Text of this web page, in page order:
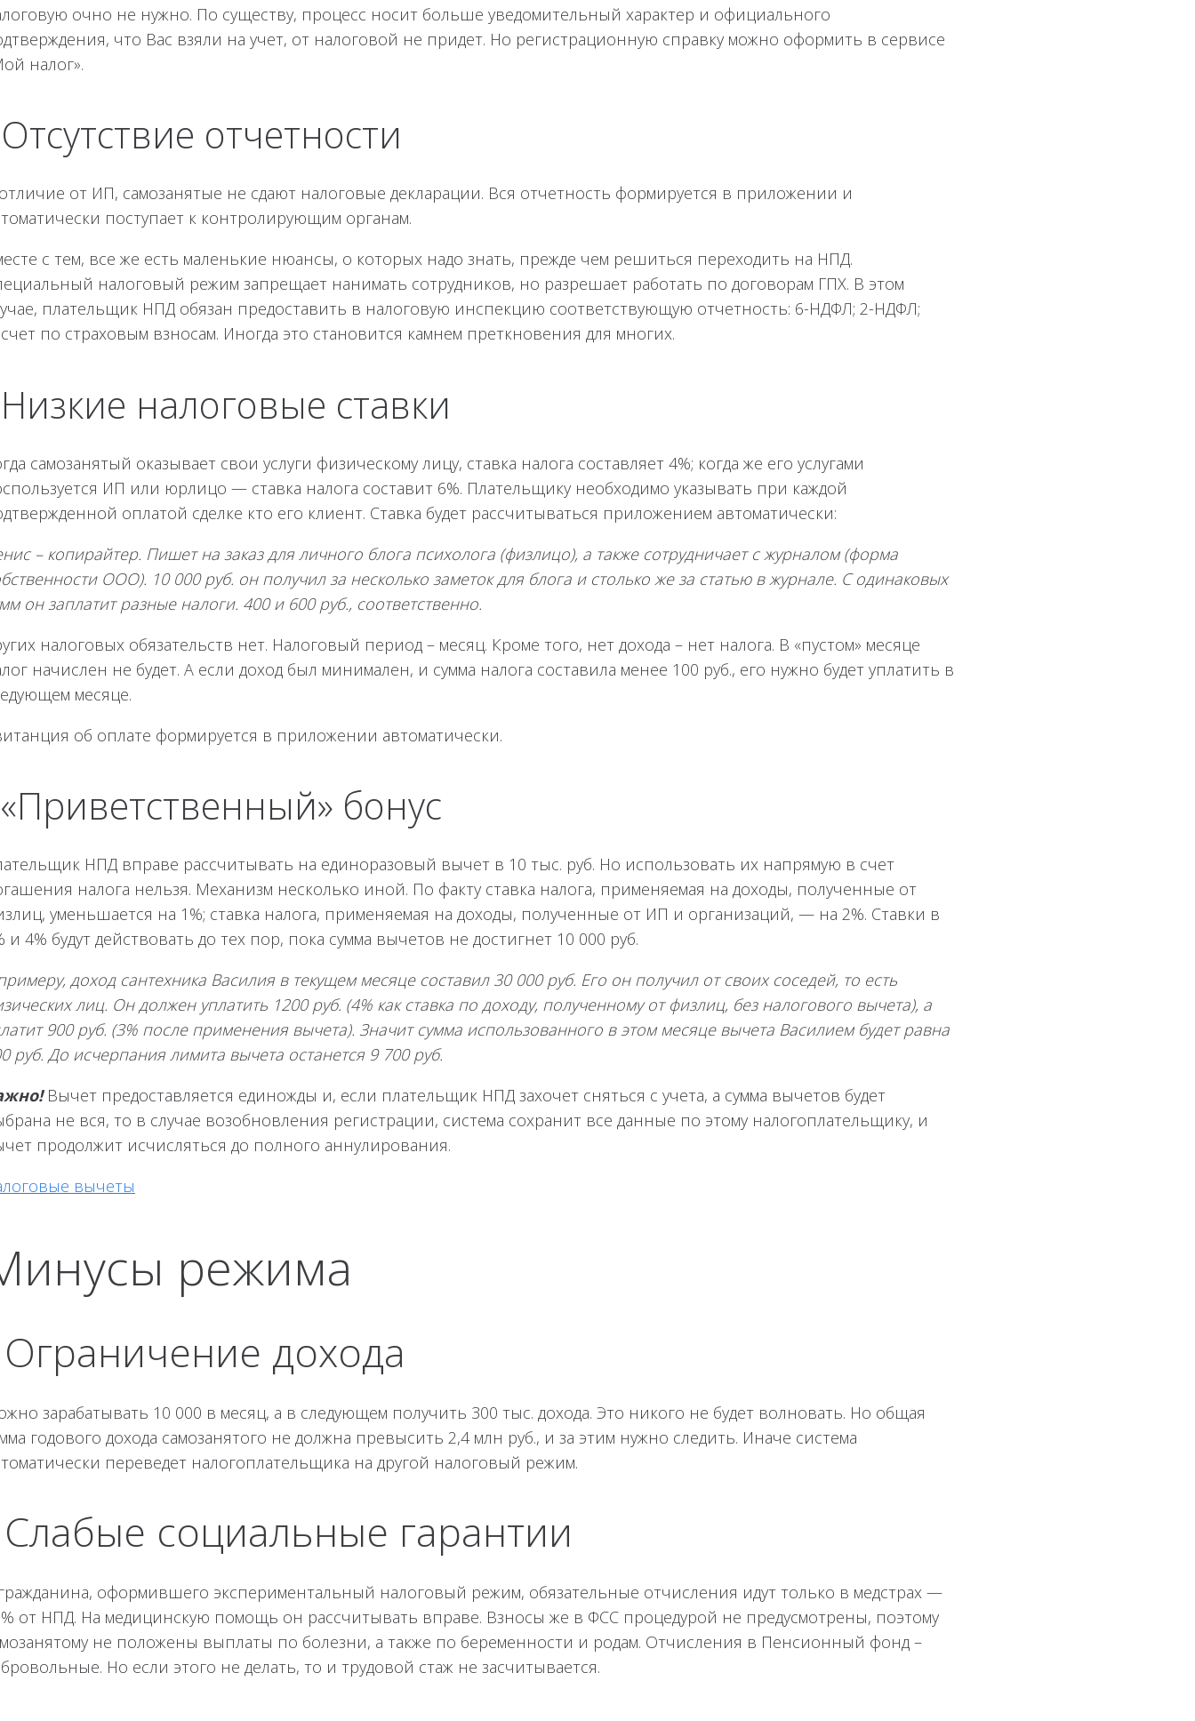
очно не нужно. По существу, процесс носит больше уведомительный характер и официального
что Вас взяли на учет, от налоговой не придет. Но регистрационную справку можно оформить в сервисе
налог».
отчетности
от ИП, самозанятые не сдают налоговые декларации. Вся отчетность формируется в приложении и
поступает к контролирующим органам.
с тем, все же есть маленькие нюансы, о которых надо знать, прежде чем решиться переходить на НПД.
налоговый режим запрещает нанимать сотрудников, но разрешает работать по договорам ГПХ. В этом
плательщик НПД обязан предоставить в налоговую инспекцию соответствующую отчетность: 6-НДФЛ; 2-НДФЛ;
по страховым взносам. Иногда это становится камнем преткновения для многих.
налоговые ставки
самозанятый оказывает свои услуги физическому лицу, ставка налога составляет 4%; когда же его услугами
ИП или юрлицо — ставка налога составит 6%. Плательщику необходимо указывать при каждой
оплатой сделке кто его клиент. Ставка будет рассчитываться приложением автоматически:
– копирайтер. Пишет на заказ для личного блога психолога (физлицо), а также сотрудничает с журналом (форма
ООО). 10 000 руб. он получил за несколько заметок для блога и столько же за статью в журнале. С одинаковых
он заплатит разные налоги. 400 и 600 руб., соответственно.
налоговых обязательств нет. Налоговый период – месяц. Кроме того, нет дохода – нет налога. В «пустом» месяце
начислен не будет. А если доход был минимален, и сумма налога составила менее 100 руб., его нужно будет уплатить в
месяце.
об оплате формируется в приложении автоматически.
бонус
НПД вправе рассчитывать на единоразовый вычет в 10 тыс. руб. Но использовать их напрямую в счет
налога нельзя. Механизм несколько иной. По факту ставка налога, применяемая на доходы, полученные от
уменьшается на 1%; ставка налога, применяемая на доходы, полученные от ИП и организаций, — на 2%. Ставки в
и 4% будут действовать до тех пор, пока сумма вычетов не достигнет 10 000 руб.
доход сантехника Василия в текущем месяце составил 30 000 руб. Его он получил от своих соседей, то есть
лиц. Он должен уплатить 1200 руб. (4% как ставка по доходу, полученному от физлиц, без налогового вычета), а
900 руб. (3% после применения вычета). Значит сумма использованного в этом месяце вычета Василием будет равна
руб. До исчерпания лимита вычета останется 9 700 руб.
Вычет предоставляется единожды и, если плательщик НПД захочет сняться с учета, а сумма вычетов будет
не вся, то в случае возобновления регистрации, система сохранит все данные по этому налогоплательщику, и
продолжит исчисляться до полного аннулирования.
вычеты
режима
дохода
зарабатывать 10 000 в месяц, а в следующем получить 300 тыс. дохода. Это никого не будет волновать. Но общая
годового дохода самозанятого не должна превысить 2,4 млн руб., и за этим нужно следить. Иначе система
переведет налогоплательщика на другой налоговый режим.
социальные гарантии
оформившего экспериментальный налоговый режим, обязательные отчисления идут только в медстрах —
от НПД. На медицинскую помощь он рассчитывать вправе. Взносы же в ФСС процедурой не предусмотрены, поэтому
не положены выплаты по болезни, а также по беременности и родам. Отчисления в Пенсионный фонд –
Но если этого не делать, то и трудовой стаж не засчитывается.